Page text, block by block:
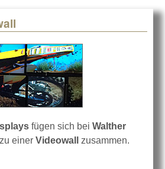
fügen sich bei Walther
zu einer Videowall zusammen.